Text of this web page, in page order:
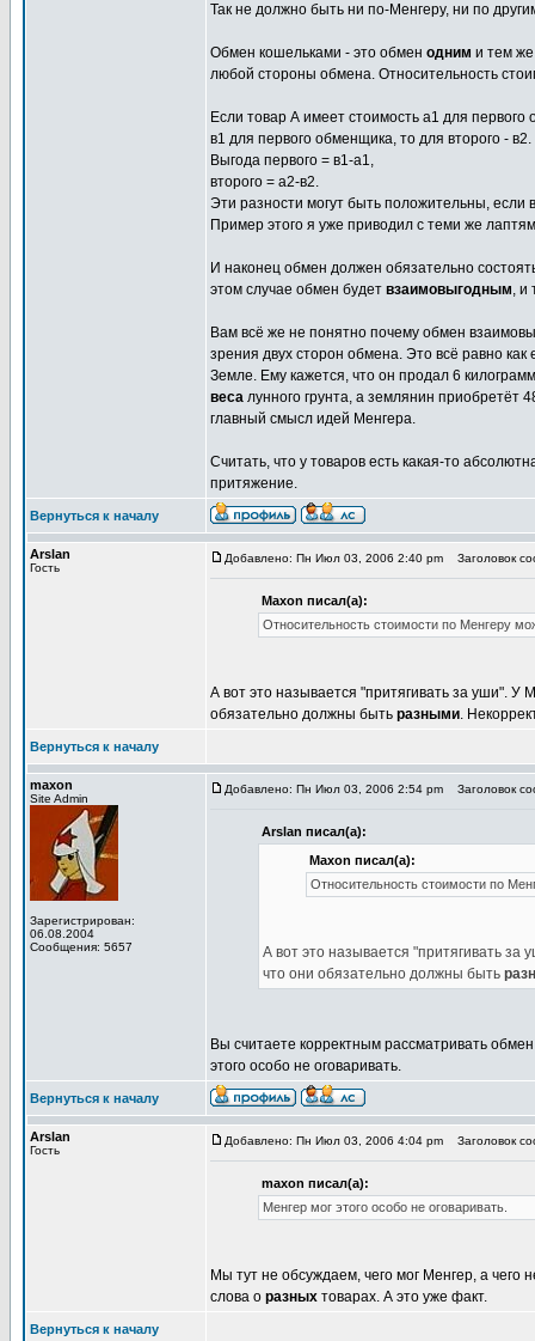
Так не должно быть ни по-Менгеру, ни по
Обмен кошельками - это обмен одним и тем же
любой стороны обмена. Относительность
Если товар А имеет стоимость а1 для
в1 для первого обменщика, то для второго -
Выгода первого = в1-а1,
второго = а2-в2.
Эти разности могут быть положительны, если
Пример этого я уже приводил с теми же
И наконец обмен должен обязательно
этом случае обмен будет взаимовыгодным, и
Вам всё же не понятно почему обмен
зрения двух сторон обмена. Это всё равно
Земле. Ему кажется, что он продал 6
веса лунного грунта, а землянин приобретёт
главный смысл идей Менгера.
Считать, что у товаров есть какая-то
притяжение.
Вернуться к началу
Arslan
Гость
Добавлено: Пн Июл 03, 2006 2:40 pm Заголовок
Maxon писал(а):
Относительность стоимости по Менгеру
А вот это называется "притягивать за уши". У
обязательно должны быть разными.
Вернуться к началу
maxon
Site Admin
Зарегистрирован:
06.08.2004
Сообщения: 5657
Добавлено: Пн Июл 03, 2006 2:54 pm Заголовок
Arslan писал(а):
Maxon писал(а):
Относительность стоимости по
А вот это называется "притягивать за
что они обязательно должны быть
Вы считаете корректным рассматривать
этого особо не оговаривать.
Вернуться к началу
Arslan
Гость
Добавлено: Пн Июл 03, 2006 4:04 pm Заголовок
maxon писал(а):
Менгер мог этого особо не оговаривать.
Мы тут не обсуждаем, чего мог Менгер, а
слова о разных товарах. А это уже факт.
Вернуться к началу